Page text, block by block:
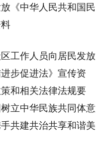
《中华人民共和国民
工作人员向居民发放
步促进法》宣传资
和相关法律法规要
立中华民族共同体意
共建共治共享和谐美